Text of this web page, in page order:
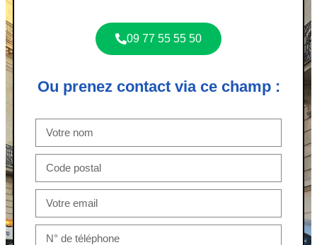
09 77 55 55 50
Ou prenez contact via ce champ :